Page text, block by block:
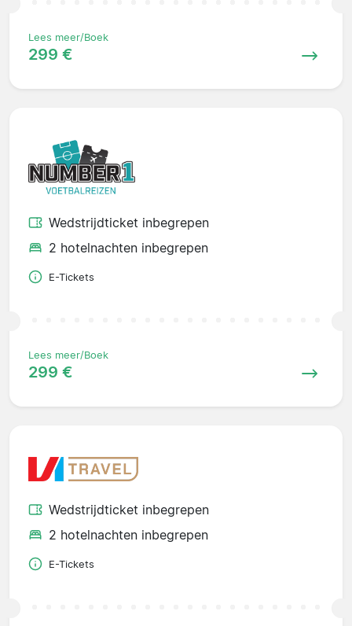
Lees meer/Boek
299 €
Wedstrijdticket inbegrepen
2 hotelnachten inbegrepen
E-Tickets
Lees meer/Boek
299 €
Wedstrijdticket inbegrepen
2 hotelnachten inbegrepen
E-Tickets